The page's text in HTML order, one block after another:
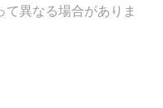
異なる場合がありま